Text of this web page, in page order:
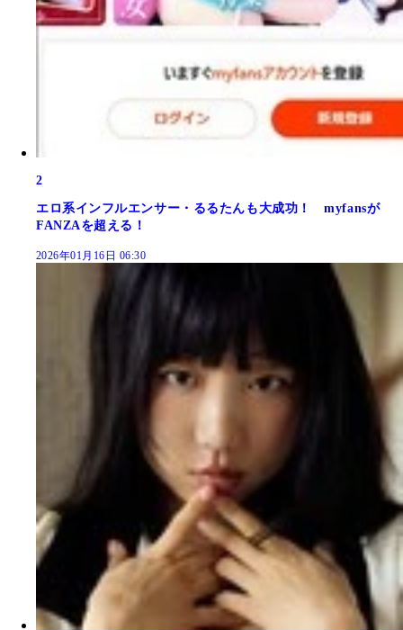
2
エロ系インフルエンサー・るるたんも大成功！ myfansが
FANZAを超える！
2026年01月16日 06:30